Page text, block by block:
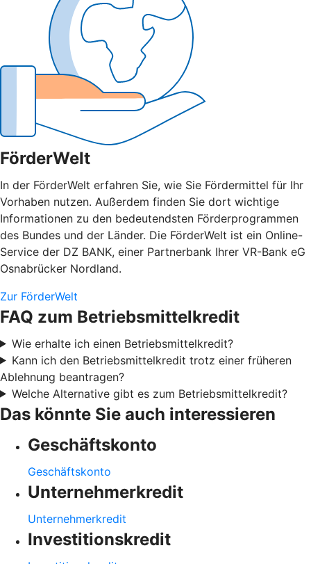
FörderWelt
In der FörderWelt erfahren Sie, wie Sie Fördermittel für Ihr
Vorhaben nutzen. Außerdem finden Sie dort wichtige
Informationen zu den bedeutendsten Förderprogrammen
des Bundes und der Länder. Die FörderWelt ist ein Online-
Service der DZ BANK, einer Partnerbank Ihrer VR-Bank eG
Osnabrücker Nordland.
Zur FörderWelt
FAQ zum Betriebsmittelkredit
Wie erhalte ich einen Betriebsmittelkredit?
Kann ich den Betriebsmittelkredit trotz einer früheren
Ablehnung beantragen?
Welche Alternative gibt es zum Betriebsmittelkredit?
Das könnte Sie auch interessieren
Geschäftskonto
Geschäftskonto
Unternehmerkredit
Unternehmerkredit
Investitionskredit